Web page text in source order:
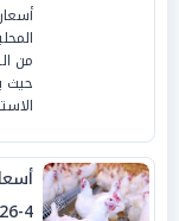
من
حيث
4-2026